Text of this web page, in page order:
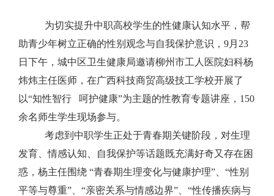
互动回应
数据专题
为切实提升中职高校学生的性健康认知水平，帮
助青少年树立正确的性别观念与自我保护意识， 9月23
日下午，城中区卫生健康局邀请柳州市工人医院妇科杨
炜炜主任医师，在广西科技商贸高级技工学校开展了
以“知性智行 呵护健康”为主题的性教育专题讲座，150
余名师生学生现场参与。
考虑到中职学生正处于青春期关键阶段，对生理
发育、情感认知、自我保护等话题既充满好奇又存在困
惑， 杨主任围绕 “青春期生理变化与健康护理”
“性别
平等与尊重”
“亲密关系与情感边界” “性传播疾病与